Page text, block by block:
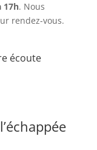
17h. Nous
rendez-vous.
écoute